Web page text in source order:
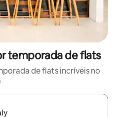
temporada de flats
de flats incríveis no
disponíveis, explore-os